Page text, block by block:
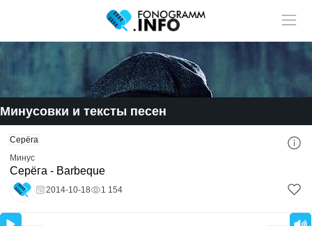
Учитель музыки?
У нас
твои ученики!
Размещай
статьи и видео в разделе "Обучение"
Минусовки и тексты песен
Серёга
Минус
Серёга - Barbeque
2014-10-18 1 154
Скачать минусовку
Серёга - Barbeque
Скачали:65
Размер файла:
4.94 Mb
Расширение файла:mp3
Скачать минус